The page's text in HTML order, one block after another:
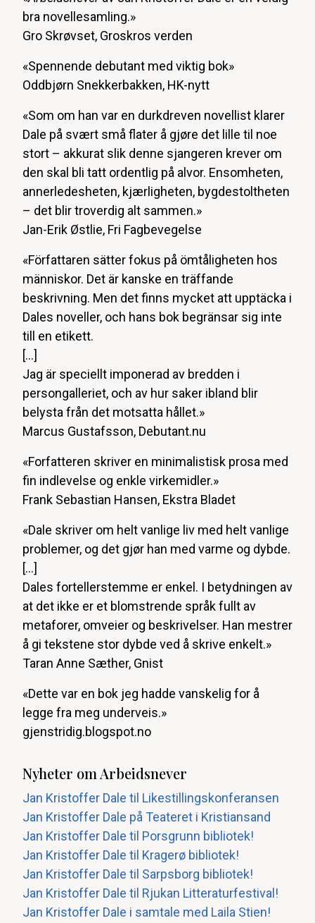
bra novellesamling.»
Gro Skrøvset, Groskros verden
«Spennende debutant med viktig bok»
Oddbjørn Snekkerbakken, HK-nytt
«Som om han var en durkdreven novellist klarer
Dale på svært små flater å gjøre det lille til noe
stort – akkurat slik denne sjangeren krever om
den skal bli tatt ordentlig på alvor. Ensomheten,
annerledesheten, kjærligheten, bygdestoltheten
– det blir troverdig alt sammen.»
Jan-Erik Østlie, Fri Fagbevegelse
«Författaren sätter fokus på ömtåligheten hos
människor. Det är kanske en träffande
beskrivning. Men det finns mycket att upptäcka i
Dales noveller, och hans bok begränsar sig inte
till en etikett.
[...]
Jag är speciellt imponerad av bredden i
persongalleriet, och av hur saker ibland blir
belysta från det motsatta hållet.»
Marcus Gustafsson, Debutant.nu
«Forfatteren skriver en minimalistisk prosa med
fin indlevelse og enkle virkemidler.»
Frank Sebastian Hansen, Ekstra Bladet
«Dale skriver om helt vanlige liv med helt vanlige
problemer, og det gjør han med varme og dybde.
[...]
Dales fortellerstemme er enkel. I betydningen av
at det ikke er et blomstrende språk fullt av
metaforer, omveier og beskrivelser. Han mestrer
å gi tekstene stor dybde ved å skrive enkelt.»
Taran Anne Sæther, Gnist
«Dette var en bok jeg hadde vanskelig for å
legge fra meg underveis.»
gjenstridig.blogspot.no
Nyheter om Arbeidsnever
Jan Kristoffer Dale til Likestillingskonferansen
Jan Kristoffer Dale på Teateret i Kristiansand
Jan Kristoffer Dale til Porsgrunn bibliotek!
Jan Kristoffer Dale til Kragerø bibliotek!
Jan Kristoffer Dale til Sarpsborg bibliotek!
Jan Kristoffer Dale til Rjukan Litteraturfestival!
Jan Kristoffer Dale i samtale med Laila Stien!